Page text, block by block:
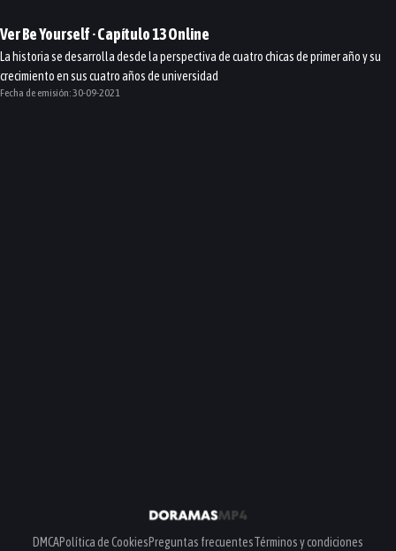
VerBe Yourself· Capítulo13Online
La historia se desarrolla desde la perspectiva de cuatro chicas de primer año y su
crecimiento en sus cuatro años de universidad
Fecha de emisión:30-09-2021
DMCAPolítica de CookiesPreguntas frecuentesTérminos y condiciones